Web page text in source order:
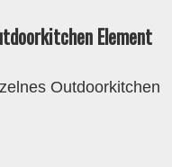
Element
Outdoorkitchen